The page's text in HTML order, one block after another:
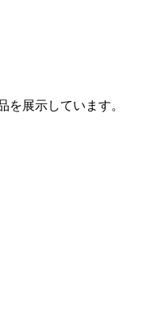
展示しています。